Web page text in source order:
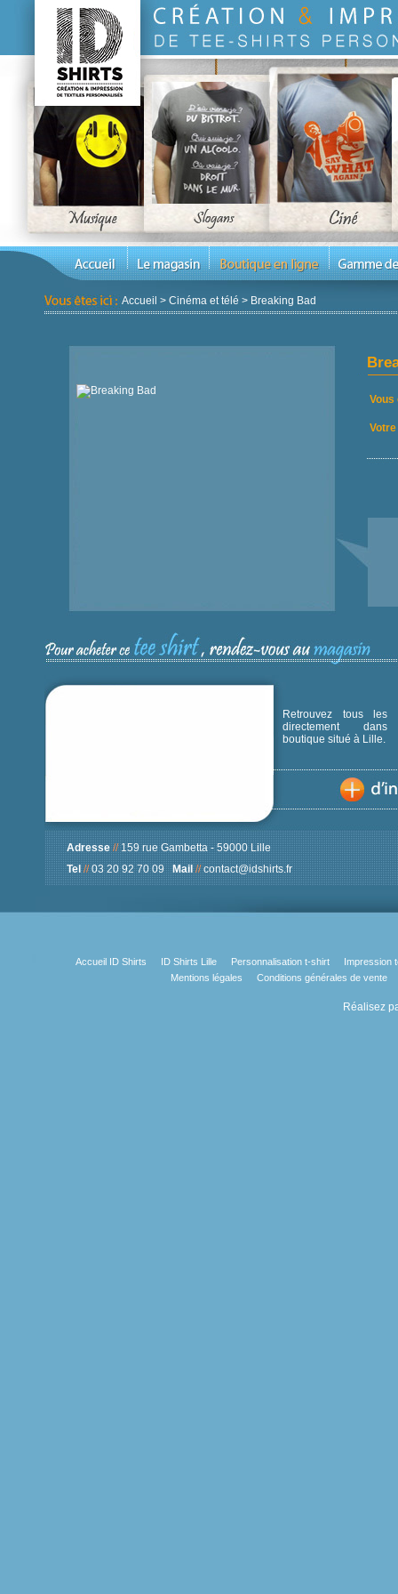
Accueil > Cinéma et télé > Breaking Bad
Retrouvez tous les
directement
boutique situé à Lille.
Adresse//159 rue Gambetta - 59000 Lille
Tel//03 20 92 70 09Mail// contact@idshirts.fr
Accueil ID Shirts ID Shirts Lille Personnalisation t-shirt
Impression
Mentions légales
Conditions générales de vente
Réalisez